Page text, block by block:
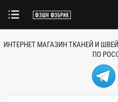
ИНТЕРНЕТ МАГАЗИН ТКАНЕЙ И
ПО